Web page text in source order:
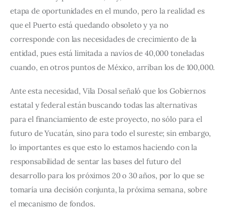
etapa de oportunidades en el mundo, pero la realidad es
que el Puerto está quedando obsoleto y ya no
corresponde con las necesidades de crecimiento de la
entidad, pues está limitada a navíos de 40,000 toneladas
cuando, en otros puntos de México, arriban los de 100,000.
Ante esta necesidad, Vila Dosal señaló que los Gobiernos
estatal y federal están buscando todas las alternativas
para el financiamiento de este proyecto, no sólo para el
futuro de Yucatán, sino para todo el sureste; sin embargo,
lo importantes es que esto lo estamos haciendo con la
responsabilidad de sentar las bases del futuro del
desarrollo para los próximos 20 o 30 años, por lo que se
tomaría una decisión conjunta, la próxima semana, sobre
el mecanismo de fondos.